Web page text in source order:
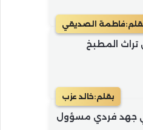
فاطمة الصديقي
المطبخ
بقلم:خالد عزب
جهد فردي مسؤول